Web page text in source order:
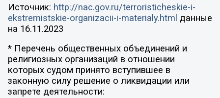
Источник: http://nac.gov.ru/terroristicheskie-i-
ekstremistskie-organizacii-i-materialy.html данные
на 16.11.2023
* Перечень общественных объединений и
религиозных организаций в отношении
которых судом принято вступившее в
законную силу решение о ликвидации или
запрете деятельности: